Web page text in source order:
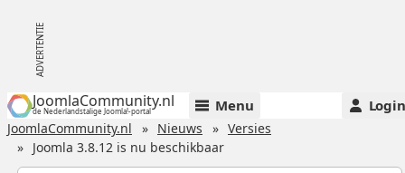
JoomlaCommunity.nl
de Nederlandstalige Joomla!-portal Menu Login
JoomlaCommunity.nl Nieuws
Versies
Joomla 3.8.12 is nu beschikbaar